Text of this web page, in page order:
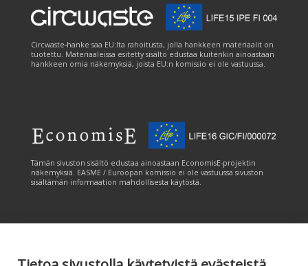
Circwaste-hanke saa EU:lta rahoitusta, jolla hankkeen materiaalit on
tuotettu. Materiaaleissa esitetty sisältö edustaa kuitenkin ainoastaan
hankkeen omia näkemyksiä, joista EU:n komissio ei ole vastuussa.
Tämän sivuston sisältö edustaa ainoastaan EconomisE-projektin
näkemyksiä. EASME / Euroopan komissio ei ole vastuussa sivuston
sisältämän informaation mahdollisesta käytöstä.